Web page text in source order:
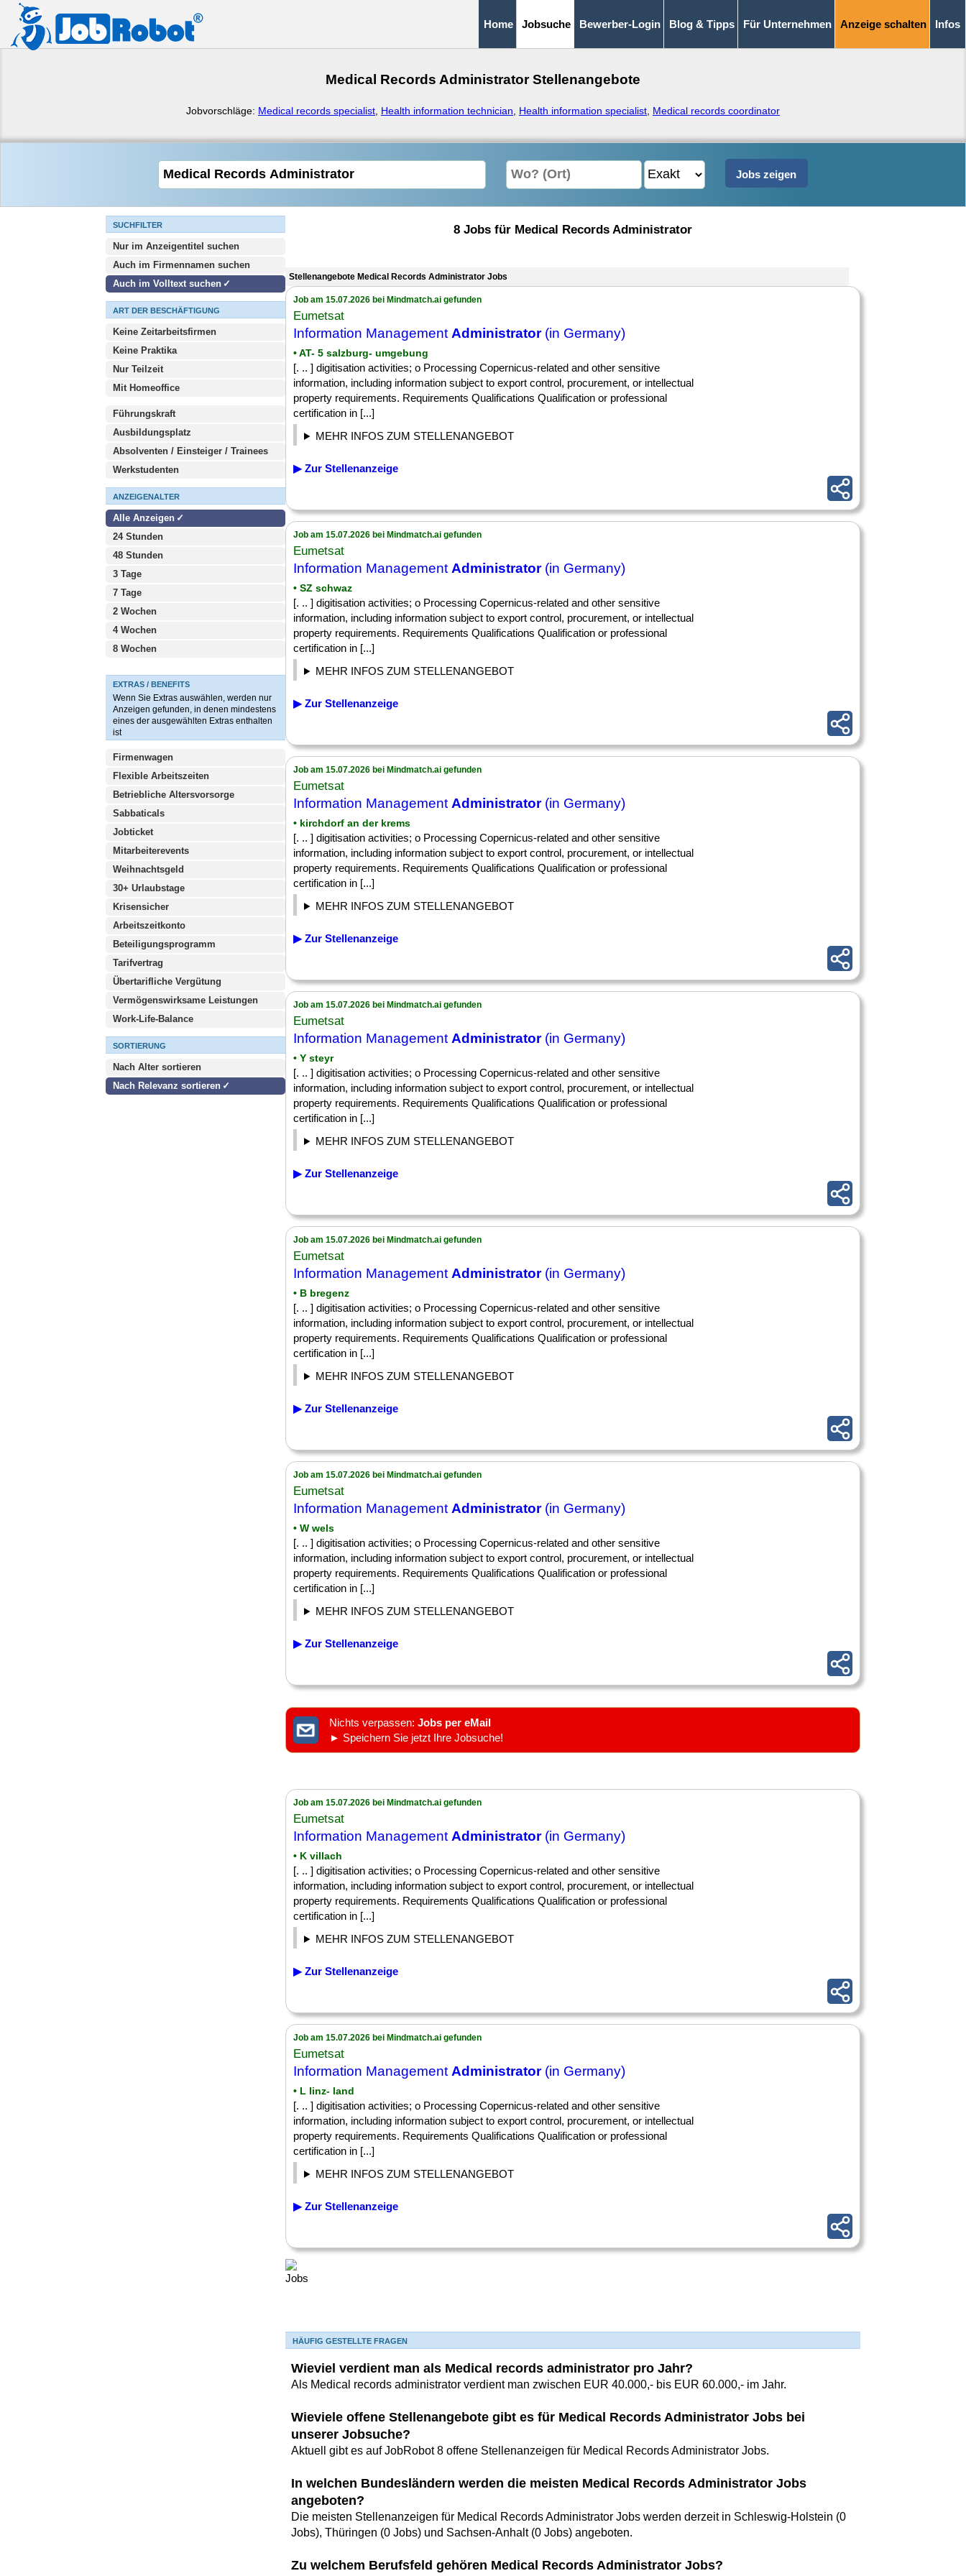
Home Jobsuche Bewerber-Login Blog & Tipps Für Unternehmen Anzeige schalten Infos
Medical Records Administrator Stellenangebote
Jobvorschläge: Medical records specialist Health information technician Health information specialist Medical records coordinator
SUCHFILTER
Nur im Anzeigentitel suchen
Auch im Firmennamen suchen
Auch im Volltext suchen
ART DER BESCHÄFTIGUNG
Keine Zeitarbeitsfirmen
Keine Praktika
Nur Teilzeit
Mit Homeoffice
Führungskraft
Ausbildungsplatz
Absolventen / Einsteiger / Trainees
Werkstudenten
ANZEIGENALTER
Alle Anzeigen
24 Stunden
48 Stunden
3 Tage
7 Tage
2 Wochen
4 Wochen
8 Wochen
EXTRAS / BENEFITS
Wenn Sie Extras auswählen, werden nur
Anzeigen gefunden, in denen mindestens
eines der ausgewählten Extras enthalten
ist
Firmenwagen
Flexible Arbeitszeiten
Betriebliche Altersvorsorge
Sabbaticals
Jobticket
Mitarbeiterevents
Weihnachtsgeld
30+ Urlaubstage
Krisensicher
Arbeitszeitkonto
Beteiligungsprogramm
Tarifvertrag
Übertarifliche Vergütung
Vermögenswirksame Leistungen
Work-Life-Balance
SORTIERUNG
Nach Alter sortieren
Nach Relevanz sortieren
8 Jobs für Medical Records Administrator
Stellenangebote Medical Records Administrator Jobs
Job am 15.07.2026 bei Mindmatch.ai gefunden
Eumetsat
Information Management Administrator(in Germany)
• AT- 5 salzburg- umgebung
[. .. ] digitisation activities; o Processing Copernicus-related and other sensitive
information, including information subject to export control, procurement, or intellectual
property requirements. Requirements Qualifications Qualification or professional
certification in [...]
MEHR INFOS ZUM STELLENANGEBOT
▶ Zur Stellenanzeige
Job am 15.07.2026 bei Mindmatch.ai gefunden
Eumetsat
Information Management Administrator(in Germany)
• SZ schwaz
[. .. ] digitisation activities; o Processing Copernicus-related and other sensitive
information, including information subject to export control, procurement, or intellectual
property requirements. Requirements Qualifications Qualification or professional
certification in [...]
MEHR INFOS ZUM STELLENANGEBOT
▶ Zur Stellenanzeige
Job am 15.07.2026 bei Mindmatch.ai gefunden
Eumetsat
Information Management Administrator(in Germany)
• kirchdorf an der krems
[. .. ] digitisation activities; o Processing Copernicus-related and other sensitive
information, including information subject to export control, procurement, or intellectual
property requirements. Requirements Qualifications Qualification or professional
certification in [...]
MEHR INFOS ZUM STELLENANGEBOT
▶ Zur Stellenanzeige
Job am 15.07.2026 bei Mindmatch.ai gefunden
Eumetsat
Information Management Administrator(in Germany)
• Y steyr
[. .. ] digitisation activities; o Processing Copernicus-related and other sensitive
information, including information subject to export control, procurement, or intellectual
property requirements. Requirements Qualifications Qualification or professional
certification in [...]
MEHR INFOS ZUM STELLENANGEBOT
▶ Zur Stellenanzeige
Job am 15.07.2026 bei Mindmatch.ai gefunden
Eumetsat
Information Management Administrator(in Germany)
• B bregenz
[. .. ] digitisation activities; o Processing Copernicus-related and other sensitive
information, including information subject to export control, procurement, or intellectual
property requirements. Requirements Qualifications Qualification or professional
certification in [...]
MEHR INFOS ZUM STELLENANGEBOT
▶ Zur Stellenanzeige
Job am 15.07.2026 bei Mindmatch.ai gefunden
Eumetsat
Information Management Administrator(in Germany)
• W wels
[. .. ] digitisation activities; o Processing Copernicus-related and other sensitive
information, including information subject to export control, procurement, or intellectual
property requirements. Requirements Qualifications Qualification or professional
certification in [...]
MEHR INFOS ZUM STELLENANGEBOT
▶ Zur Stellenanzeige
Nichts verpassen: Jobs per eMail
► Speichern Sie jetzt Ihre Jobsuche!
Job am 15.07.2026 bei Mindmatch.ai gefunden
Eumetsat
Information Management Administrator(in Germany)
• K villach
[. .. ] digitisation activities; o Processing Copernicus-related and other sensitive
information, including information subject to export control, procurement, or intellectual
property requirements. Requirements Qualifications Qualification or professional
certification in [...]
MEHR INFOS ZUM STELLENANGEBOT
▶ Zur Stellenanzeige
Job am 15.07.2026 bei Mindmatch.ai gefunden
Eumetsat
Information Management Administrator(in Germany)
• L linz- land
[. .. ] digitisation activities; o Processing Copernicus-related and other sensitive
information, including information subject to export control, procurement, or intellectual
property requirements. Requirements Qualifications Qualification or professional
certification in [...]
MEHR INFOS ZUM STELLENANGEBOT
▶ Zur Stellenanzeige
HÄUFIG GESTELLTE FRAGEN
Wieviel verdient man als Medical records administrator pro Jahr?
Als Medical records administrator verdient man zwischen EUR 40.000,- bis EUR 60.000,- im Jahr.
Wieviele offene Stellenangebote gibt es für Medical Records Administrator Jobs bei
unserer Jobsuche?
Aktuell gibt es auf JobRobot 8 offene Stellenanzeigen für Medical Records Administrator Jobs.
In welchen Bundesländern werden die meisten Medical Records Administrator Jobs
angeboten?
Die meisten Stellenanzeigen für Medical Records Administrator Jobs werden derzeit in Schleswig-Holstein (0
Jobs), Thüringen (0 Jobs) und Sachsen-Anhalt (0 Jobs) angeboten.
Zu welchem Berufsfeld gehören Medical Records Administrator Jobs?